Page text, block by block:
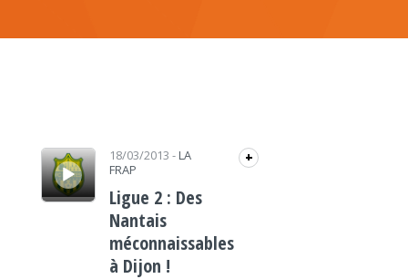
Lecteur audio 18/03/2013 - LA
FRAP
+
Ligue 2 : Des
Nantais
méconnaissables
à Dijon !